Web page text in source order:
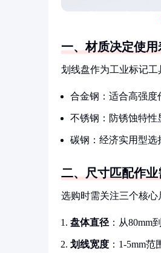
一、材质决定使用
划线盘作为工业标记工
合金钢：适合高强度
不锈钢：防锈蚀特性
碳钢：经济实用型选
二、尺寸匹配作业
选购时需关注三个核心
盘体直径 ：从80mm
划线宽度 ：1-5mm